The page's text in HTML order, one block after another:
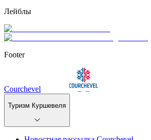
Лейблы
Footer
Courchevel
Туризм Куршевеля